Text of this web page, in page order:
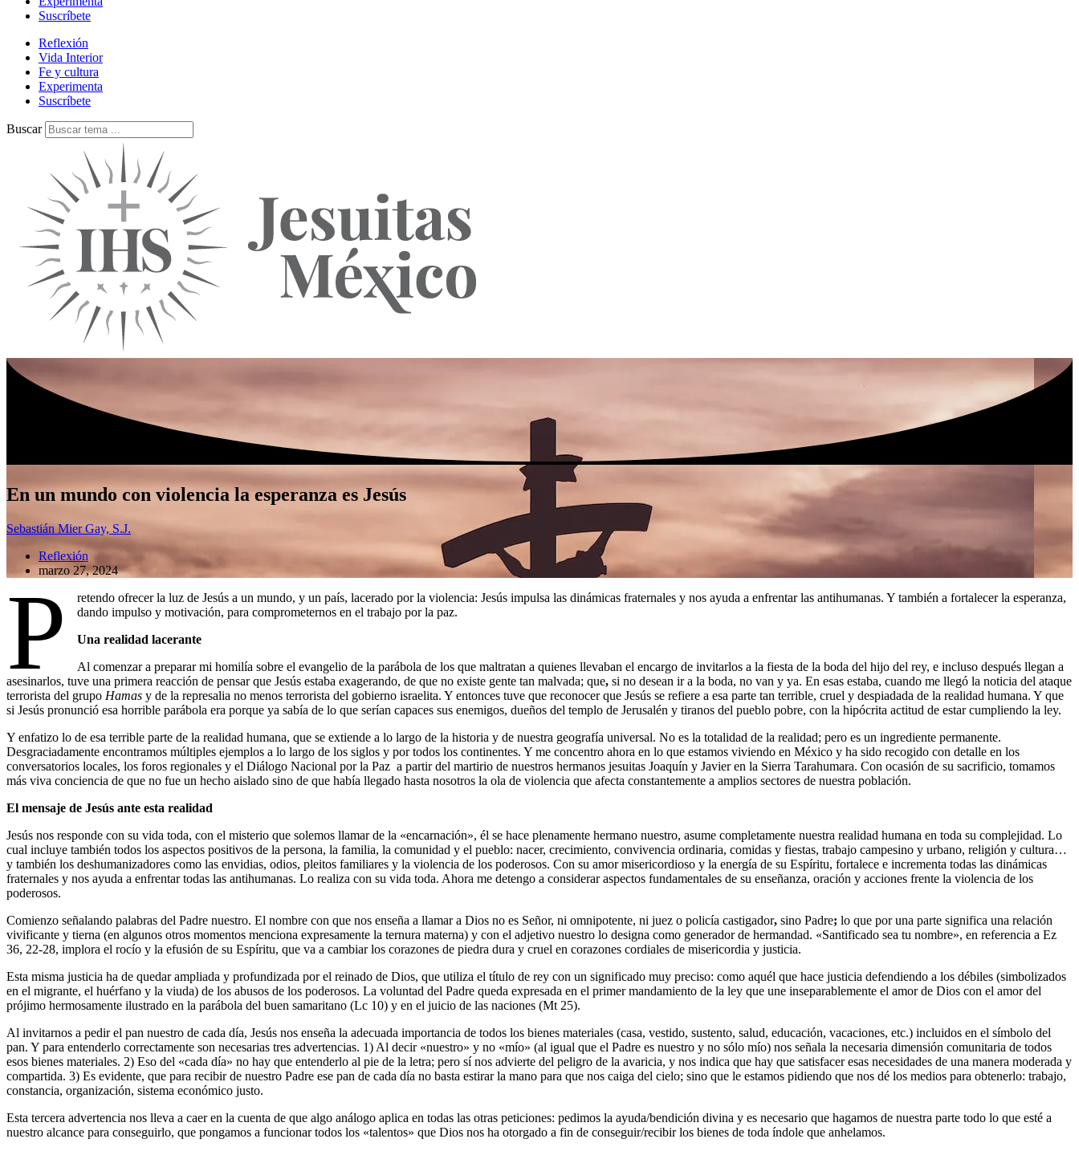
Suscríbete
Reflexión
Vida Interior
Fe y cultura
Experimenta
Suscríbete
Buscar
En un mundo con violencia la esperanza es Jesús
Sebastián Mier Gay, S.J.
Reflexión
marzo 27, 2024
P
retendo ofrecer la luz de Jesús a un mundo, y un país, lacerado por la violencia: Jesús impulsa las dinámicas fraternales y nos ayuda a enfrentar las antihumanas. Y también a fortalecer la esperanza,
dando impulso y motivación, para comprometernos en el trabajo por la paz.
Una realidad lacerante
Al comenzar a preparar mi homilía sobre el evangelio de la parábola de los que maltratan a quienes llevaban el encargo de invitarlos a la fiesta de la boda del hijo del rey, e incluso después llegan a
asesinarlos, tuve una primera reacción de pensar que Jesús estaba exagerando, de que no existe gente tan malvada; que, si no desean ir a la boda, no van y ya. En esas estaba, cuando me llegó la noticia del ataque
terrorista del grupo Hamas y de la represalia no menos terrorista del gobierno israelita. Y entonces tuve que reconocer que Jesús se refiere a esa parte tan terrible, cruel y despiadada de la realidad humana. Y que
si Jesús pronunció esa horrible parábola era porque ya sabía de lo que serían capaces sus enemigos, dueños del templo de Jerusalén y tiranos del pueblo pobre, con la hipócrita actitud de estar cumpliendo la ley.
Y enfatizo lo de esa terrible parte de la realidad humana, que se extiende a lo largo de la historia y de nuestra geografía universal. No es la totalidad de la realidad; pero es un ingrediente permanente.
Desgraciadamente encontramos múltiples ejemplos a lo largo de los siglos y por todos los continentes. Y me concentro ahora en lo que estamos viviendo en México y ha sido recogido con detalle en los
conversatorios locales, los foros regionales y el Diálogo Nacional por la Paz a partir del martirio de nuestros hermanos jesuitas Joaquín y Javier en la Sierra Tarahumara. Con ocasión de su sacrificio, tomamos
más viva conciencia de que no fue un hecho aislado sino de que había llegado hasta nosotros la ola de violencia que afecta constantemente a amplios sectores de nuestra población.
El mensaje de Jesús ante esta realidad
Jesús nos responde con su vida toda, con el misterio que solemos llamar de la «encarnación», él se hace plenamente hermano nuestro, asume completamente nuestra realidad humana en toda su complejidad. Lo
cual incluye también todos los aspectos positivos de la persona, la familia, la comunidad y el pueblo: nacer, crecimiento, convivencia ordinaria, comidas y fiestas, trabajo campesino y urbano, religión y cultura…
y también los deshumanizadores como las envidias, odios, pleitos familiares y la violencia de los poderosos. Con su amor misericordioso y la energía de su Espíritu, fortalece e incrementa todas las dinámicas
fraternales y nos ayuda a enfrentar todas las antihumanas. Lo realiza con su vida toda. Ahora me detengo a considerar aspectos fundamentales de su enseñanza, oración y acciones frente la violencia de los
poderosos.
Comienzo señalando palabras del Padre nuestro. El nombre con que nos enseña a llamar a Dios no es Señor, ni omnipotente, ni juez o policía castigador, sino Padre; lo que por una parte significa una relación
vivificante y tierna (en algunos otros momentos menciona expresamente la ternura materna) y con el adjetivo nuestro lo designa como generador de hermandad. «Santificado sea tu nombre», en referencia a Ez
36, 22-28, implora el rocío y la efusión de su Espíritu, que va a cambiar los corazones de piedra dura y cruel en corazones cordiales de misericordia y justicia.
Esta misma justicia ha de quedar ampliada y profundizada por el reinado de Dios, que utiliza el título de rey con un significado muy preciso: como aquél que hace justicia defendiendo a los débiles (simbolizados
en el migrante, el huérfano y la viuda) de los abusos de los poderosos. La voluntad del Padre queda expresada en el primer mandamiento de la ley que une inseparablemente el amor de Dios con el amor del
prójimo hermosamente ilustrado en la parábola del buen samaritano (Lc 10) y en el juicio de las naciones (Mt 25).
Al invitarnos a pedir el pan nuestro de cada día, Jesús nos enseña la adecuada importancia de todos los bienes materiales (casa, vestido, sustento, salud, educación, vacaciones, etc.) incluidos en el símbolo del
pan. Y para entenderlo correctamente son necesarias tres advertencias. 1) Al decir «nuestro» y no «mío» (al igual que el Padre es nuestro y no sólo mío) nos señala la necesaria dimensión comunitaria de todos
esos bienes materiales. 2) Eso del «cada día» no hay que entenderlo al pie de la letra; pero sí nos advierte del peligro de la avaricia, y nos indica que hay que satisfacer esas necesidades de una manera moderada y
compartida. 3) Es evidente, que para recibir de nuestro Padre ese pan de cada día no basta estirar la mano para que nos caiga del cielo; sino que le estamos pidiendo que nos dé los medios para obtenerlo: trabajo,
constancia, organización, sistema económico justo.
Esta tercera advertencia nos lleva a caer en la cuenta de que algo análogo aplica en todas las otras peticiones: pedimos la ayuda/bendición divina y es necesario que hagamos de nuestra parte todo lo que esté a
nuestro alcance para conseguirlo, que pongamos a funcionar todos los «talentos» que Dios nos ha otorgado a fin de conseguir/recibir los bienes de toda índole que anhelamos.